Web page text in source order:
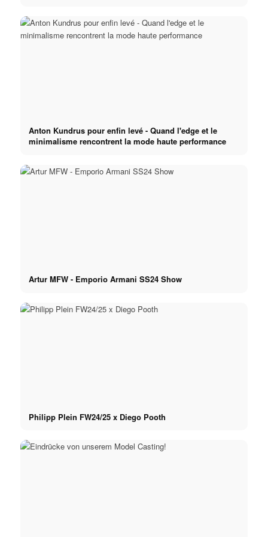
Anton Kundrus pour enfin levé - Quand l'edge et le
minimalisme rencontrent la mode haute performance
Artur MFW - Emporio Armani SS24 Show
Philipp Plein FW24/25 x Diego Pooth